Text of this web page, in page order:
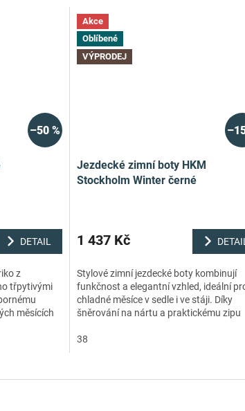
–50 %
DETAIL
z
třpytivými
měsících
Akce
Oblíbené
VÝPRODEJ
Jezdecké zimní boty HKM
Stockholm Winter černé
1 437 Kč DETAIL
Stylové zimní jezdecké boty kombinují
funkčnost a elegantní vzhled, ideální
chladné měsíce v sedle i ve stáji. Díky
šněrování na nártu a praktickému zipu
38